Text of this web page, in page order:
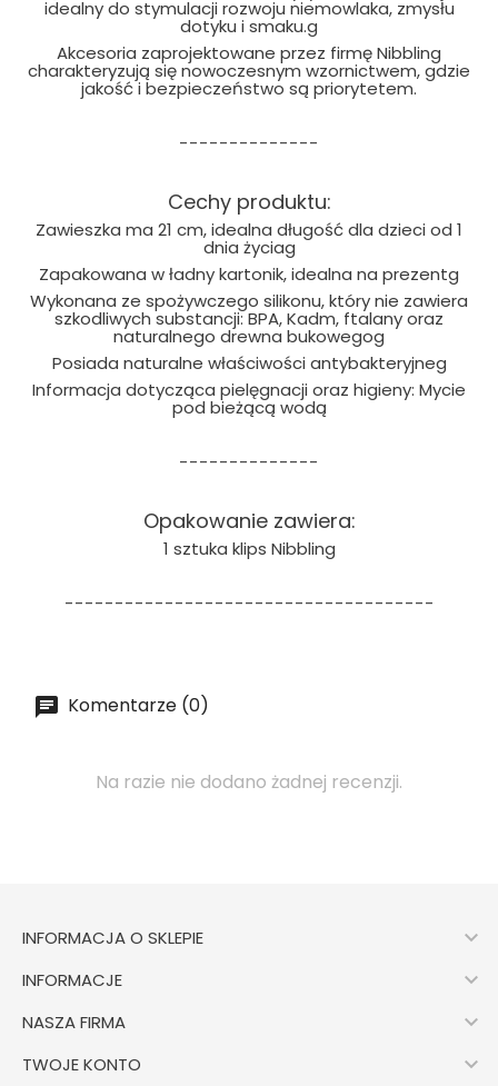
idealny do stymulacji rozwoju niemowlaka, zmysłu
dotyku i smaku.g
Akcesoria zaprojektowane przez firmę Nibbling
charakteryzują się nowoczesnym wzornictwem, gdzie
jakość i bezpieczeństwo są priorytetem.
--------------
Cechy produktu:
Zawieszka ma 21 cm, idealna długość dla dzieci od 1
dnia życiag
Zapakowana w ładny kartonik, idealna na prezentg
Wykonana ze spożywczego silikonu, który nie zawiera
szkodliwych substancji: BPA, Kadm, ftalany oraz
naturalnego drewna bukowegog
Posiada naturalne właściwości antybakteryjneg
Informacja dotycząca pielęgnacji oraz higieny: Mycie
pod bieżącą wodą
--------------
Opakowanie zawiera:
1 sztuka klips Nibbling
-------------------------------------
Komentarze (0)
Na razie nie dodano żadnej recenzji.
INFORMACJA O SKLEPIE 
INFORMACJE 
NASZA FIRMA 
TWOJE KONTO 